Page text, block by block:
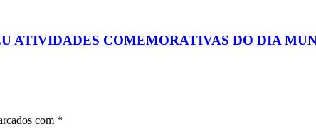
ATIVIDADES COMEMORATIVAS DO DIA
com *